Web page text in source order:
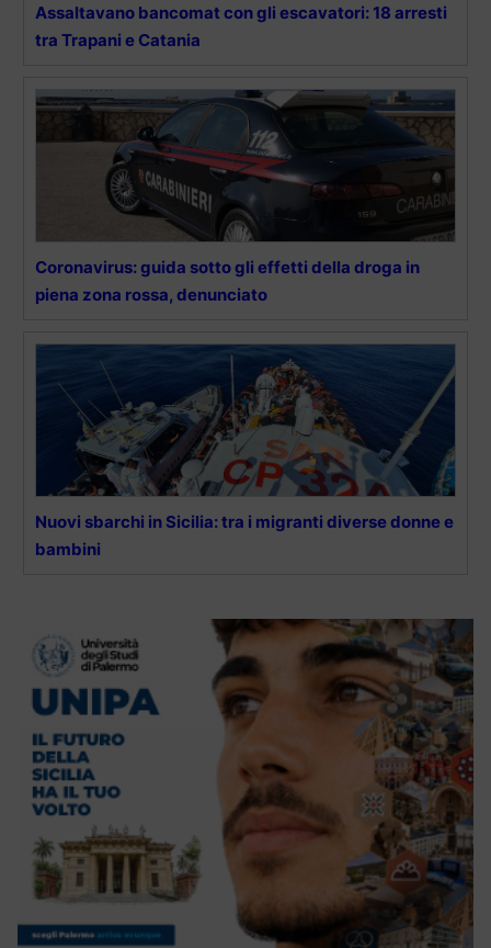
Assaltavano bancomat con gli escavatori: 18 arresti
tra Trapani e Catania
Coronavirus: guida sotto gli effetti della droga in
piena zona rossa, denunciato
Nuovi sbarchi in Sicilia: tra i migranti diverse donne e
bambini